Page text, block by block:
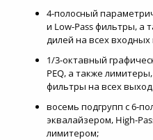
4-полосный
и Low-Pass фильтры, а
дилей на всех входных
1/3-октавный
PEQ, а также
фильтры на всех
восемь подгрупп с 6-
эквалайзером, High-
лимитером;